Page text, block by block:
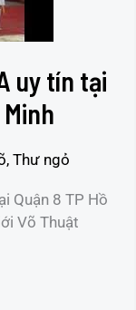
uy tín tại
, Thư ngỏ
Quận 8 TP Hồ
Võ Thuật